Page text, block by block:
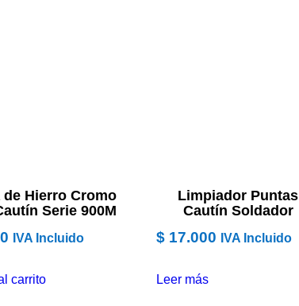
de Hierro Cromo
Serie 900M
IVA Incluido
carrito
Limpiador Puntas
Cautín Soldador
$ 17.000 IVA Incluido
Leer más